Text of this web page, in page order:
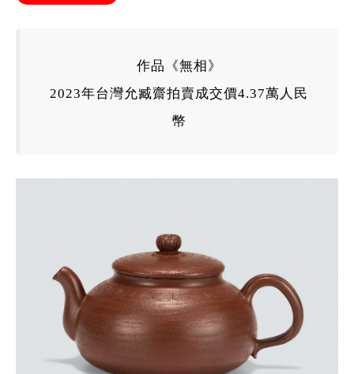
作品《無相》
2023年台灣允臧齋拍賣成交價4.37萬人民
幣